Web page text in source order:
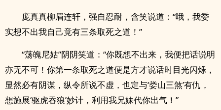
庞真真柳眉连轩，强自忍耐，含笑说道：“哦，我委
实想不出我自己竟有三条取死之道！”
“荡魄尼姑”阴阴笑道：“你既想不出来，我便把话说明
亦无不可！你第一条取死之道便是方才说话时目光闪烁，
显然必有阴谋，纵令所说不虚，也定与‘娄山三煞’有仇，
想施展‘驱虎吞狼’妙计，利用我‌­‍兄​‌‎妹‍‎代你出气！”